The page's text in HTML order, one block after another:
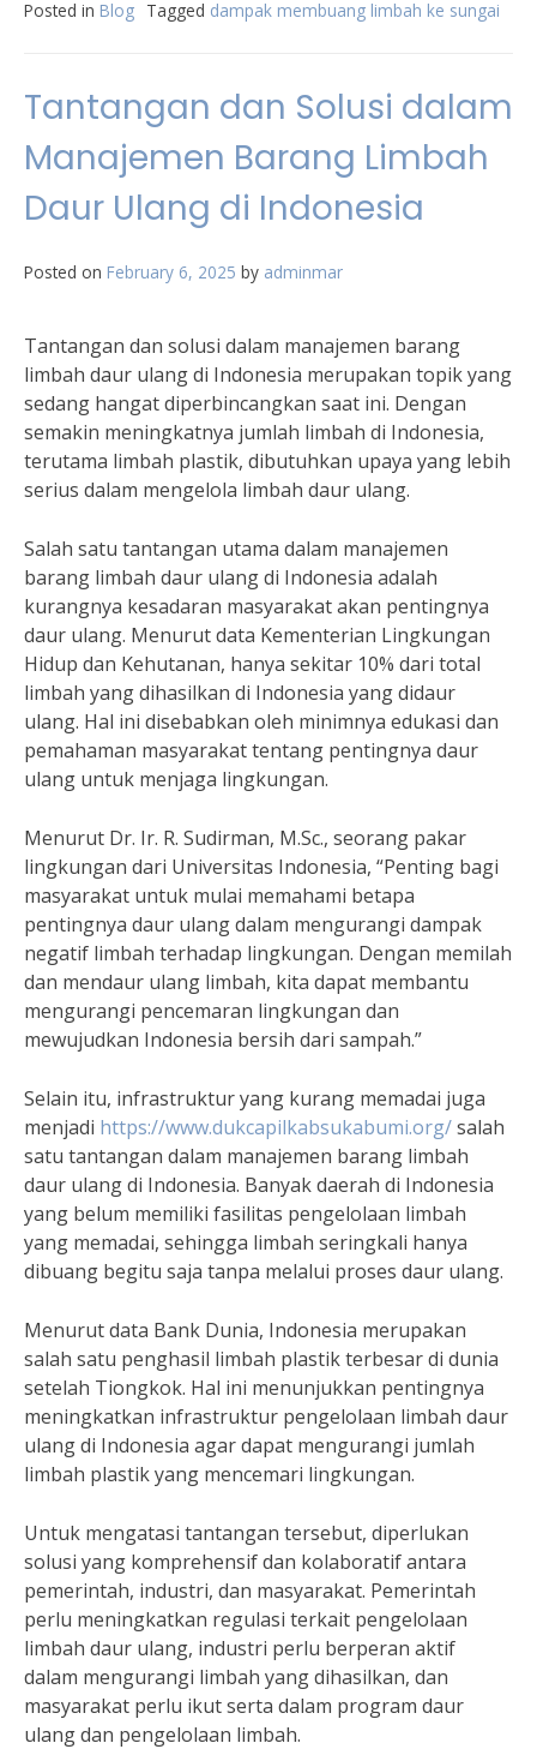
Posted in Blog Tagged dampak membuang limbah ke sungai
Tantangan dan Solusi dalam
Manajemen Barang Limbah
Daur Ulang di Indonesia
Posted on February 6, 2025 by adminmar
Tantangan dan solusi dalam manajemen barang
limbah daur ulang di Indonesia merupakan topik yang
sedang hangat diperbincangkan saat ini. Dengan
semakin meningkatnya jumlah limbah di Indonesia,
terutama limbah plastik, dibutuhkan upaya yang lebih
serius dalam mengelola limbah daur ulang.
Salah satu tantangan utama dalam manajemen
barang limbah daur ulang di Indonesia adalah
kurangnya kesadaran masyarakat akan pentingnya
daur ulang. Menurut data Kementerian Lingkungan
Hidup dan Kehutanan, hanya sekitar 10% dari total
limbah yang dihasilkan di Indonesia yang didaur
ulang. Hal ini disebabkan oleh minimnya edukasi dan
pemahaman masyarakat tentang pentingnya daur
ulang untuk menjaga lingkungan.
Menurut Dr. Ir. R. Sudirman, M.Sc., seorang pakar
lingkungan dari Universitas Indonesia, “Penting bagi
masyarakat untuk mulai memahami betapa
pentingnya daur ulang dalam mengurangi dampak
negatif limbah terhadap lingkungan. Dengan memilah
dan mendaur ulang limbah, kita dapat membantu
mengurangi pencemaran lingkungan dan
mewujudkan Indonesia bersih dari sampah.”
Selain itu, infrastruktur yang kurang memadai juga
menjadi https://www.dukcapilkabsukabumi.org/salah
satu tantangan dalam manajemen barang limbah
daur ulang di Indonesia. Banyak daerah di Indonesia
yang belum memiliki fasilitas pengelolaan limbah
yang memadai, sehingga limbah seringkali hanya
dibuang begitu saja tanpa melalui proses daur ulang.
Menurut data Bank Dunia, Indonesia merupakan
salah satu penghasil limbah plastik terbesar di dunia
setelah Tiongkok. Hal ini menunjukkan pentingnya
meningkatkan infrastruktur pengelolaan limbah daur
ulang di Indonesia agar dapat mengurangi jumlah
limbah plastik yang mencemari lingkungan.
Untuk mengatasi tantangan tersebut, diperlukan
solusi yang komprehensif dan kolaboratif antara
pemerintah, industri, dan masyarakat. Pemerintah
perlu meningkatkan regulasi terkait pengelolaan
limbah daur ulang, industri perlu berperan aktif
dalam mengurangi limbah yang dihasilkan, dan
masyarakat perlu ikut serta dalam program daur
ulang dan pengelolaan limbah.